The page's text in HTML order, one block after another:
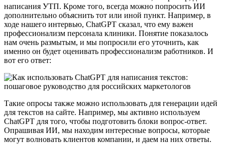
написания УТП. Кроме того, всегда можно попросить ИИ
дополнительно объяснить тот или иной пункт. Например, в
ходе нашего интервью, ChatGPT сказал, что ему важен
профессионализм персонала клиники. Понятие показалось
нам очень размытым, и мы попросили его уточнить, как
именно он будет оценивать профессионализм работников. И
вот его ответ:
Такие опросы также можно использовать для генерации идей
для текстов на сайте. Например, мы активно используем
ChatGPT для того, чтобы подготовить блоки вопрос-ответ.
Опрашивая ИИ, мы находим интересные вопросы, которые
могут волновать клиентов компании, и даем на них ответы.